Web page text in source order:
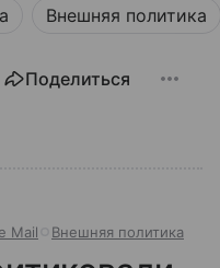
Внешняя политика
Поделиться
Mail Внешняя политика